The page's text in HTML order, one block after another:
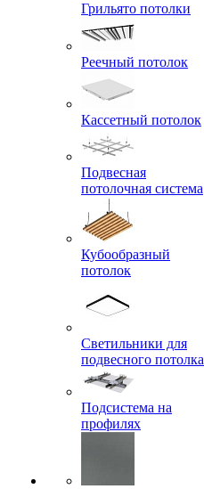
Грильято потолки
Реечный потолок
Кассетный потолок
Подвесная
потолочная система
Кубообразный
потолок
Светильники для
подвесного потолка
Подсистема на
профилях